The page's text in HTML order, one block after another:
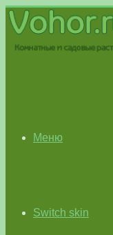
Меню
Switch skin